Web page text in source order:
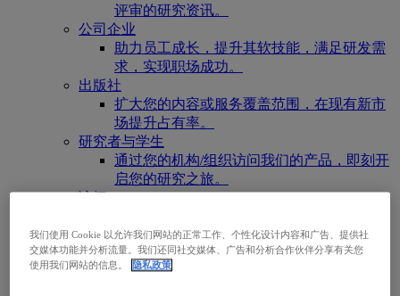
评审的研究资讯。
公司企业
助力员工成长，提升其软技能，满足研发需
求，实现职场成功。
出版社
扩大您的内容或服务覆盖范围，在现有新市
场提升占有率。
研究者与学生
通过您的机构/组织访问我们的产品，即刻开
启您的研究之旅。
访问EBSCOhost
联系我们
产品与服务
技术与发现
我们使用 Cookie 以允许我们网站的正常工作、个性化设计内容和广告、提供社
交媒体功能并分析流量。我们还同社交媒体、广告和分析合作伙伴分享有关您
使用我们网站的信息。
隐私政策